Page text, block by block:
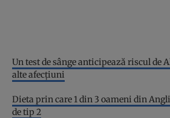
Un test de sânge anticipează riscul de
alte afecţiuni
Dieta prin care 1 din 3 oameni din
de tip 2